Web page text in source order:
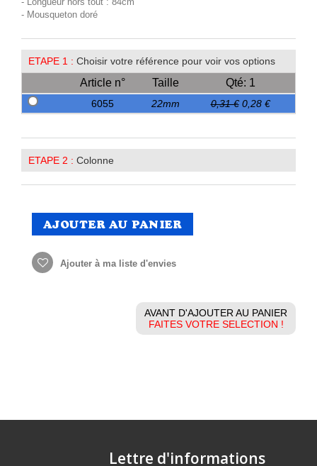
- Mousqueton doré
ETAPE 1 : Choisir votre référence pour voir vos options
Article n° Taille Qté: 1
6055 22mm 0,31 € 0,28 €
ETAPE 2 : Colonne
AJOUTER AU PANIER
Ajouter à ma liste d'envies
AVANT D'AJOUTER AU PANIER
FAITES VOTRE SELECTION !
Lettre d'informations